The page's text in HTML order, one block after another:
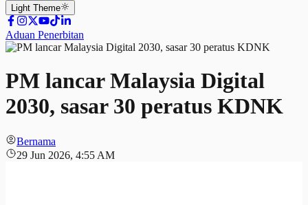
Light Theme
Aduan Penerbitan
PM lancar Malaysia Digital
2030, sasar 30 peratus KDNK
Bernama
29 Jun 2026, 4:55 AM